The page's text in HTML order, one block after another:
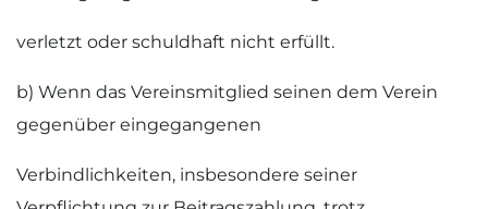
verletzt oder schuldhaft nicht erfüllt.
b) Wenn das Vereinsmitglied seinen dem Verein
gegenüber eingegangenen
Verbindlichkeiten, insbesondere seiner